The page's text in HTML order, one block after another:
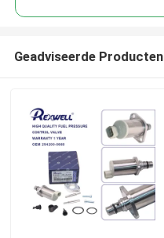
Geadviseerde Producten